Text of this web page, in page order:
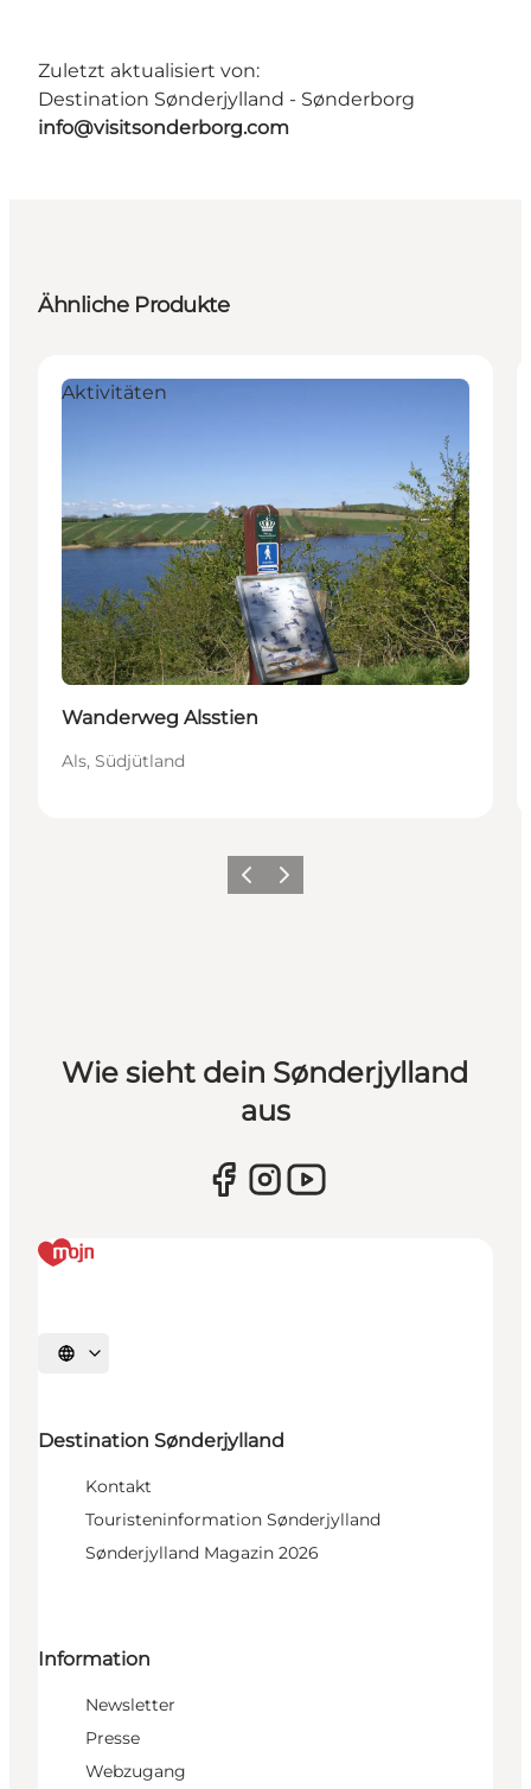
Zuletzt aktualisiert von:
Destination Sønderjylland - Sønderborg
info@visitsonderborg.com
Ähnliche Produkte
Aktivitäten
Wanderweg Alsstien
Als, Südjütland
ZurückWeiter
Wie sieht dein Sønderjylland
aus
Sprache auswählen
Destination Sønderjylland
Kontakt
Touristeninformation Sønderjylland
Sønderjylland Magazin 2026
Information
Newsletter
Presse
Webzugang